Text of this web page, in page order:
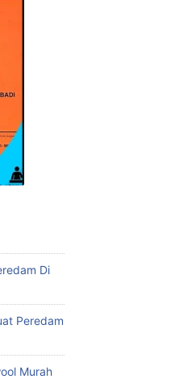
Di
Peredam
Murah